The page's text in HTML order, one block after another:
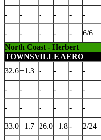
- - - - - -
- - - - - 6/6
North Coast - Herbert
TOWNSVILLE AERO
32.6+1.3 - - - -
- - - - - -
- - - - - -
33.0+1.7 26.0+1.8- 2/24